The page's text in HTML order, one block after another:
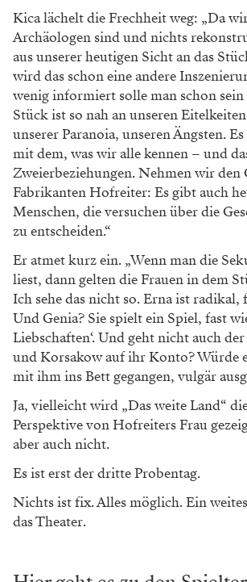
Kica lächelt die Frechheit weg: „Da
Archäologen sind und nichts
aus unserer heutigen Sicht an das
wird das schon eine andere
wenig informiert solle man schon sein
Stück ist so nah an unseren
unserer Paranoia, unseren Ängsten.
mit dem, was wir alle kennen – und
Zweierbeziehungen. Nehmen wir den
Fabrikanten Hofreiter: Es gibt auch
Menschen, die versuchen über die
zu entscheiden.“
Er atmet kurz ein. „Wenn man die
liest, dann gelten die Frauen in dem
Ich sehe das nicht so. Erna ist
Und Genia? Sie spielt ein Spiel, fast
Liebschaften‘. Und geht nicht auch
und Korsakow auf ihr Konto? Würde
mit ihm ins Bett gegangen, vulgär
Ja, vielleicht wird „Das weite Land“
Perspektive von Hofreiters Frau
aber auch nicht.
Es ist erst der dritte Probentag.
Nichts ist fix. Alles möglich. Ein
das Theater.